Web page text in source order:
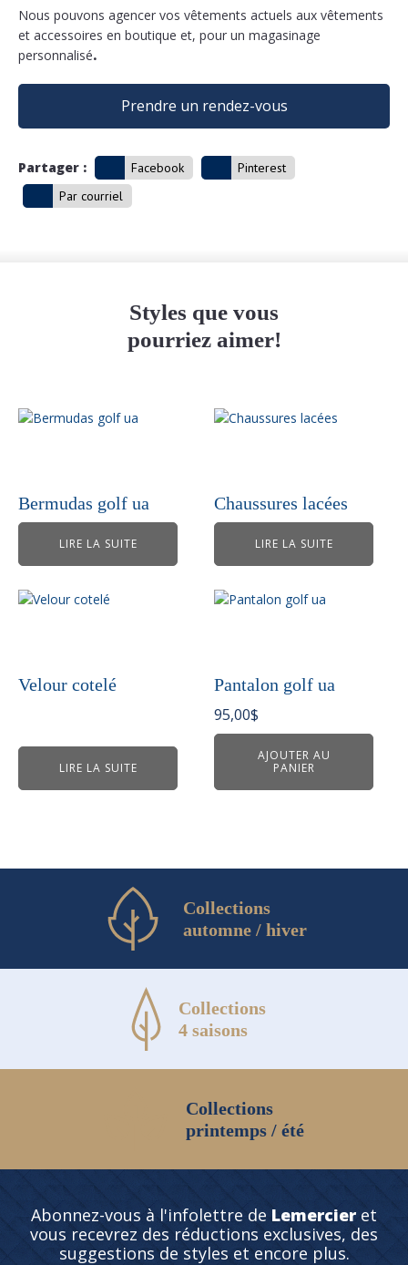
Nous pouvons agencer vos vêtements actuels aux vêtements
et accessoires en boutique et, pour un magasinage
personnalisé.
Prendre un rendez-vous
Partager : Facebook
Pinterest
Par courriel
Styles que vous
pourriez aimer!
Bermudas golf ua
LIRE LA SUITE
Chaussures lacées
LIRE LA SUITE
Velour cotelé
LIRE LA SUITE
Pantalon golf ua
95,00$
AJOUTER AU
PANIER
Collections
automne / hiver
Collections
4 saisons
Collections
printemps / été
Abonnez-vous à l'infolettre de Lemercier et
vous recevrez des réductions exclusives, des
suggestions de styles et encore plus.